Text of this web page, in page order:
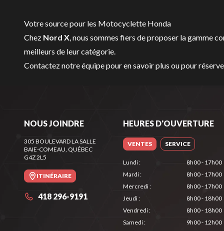
Votre source pour les Motocyclette Honda
Chez Nord X, nous sommes fiers de proposer la gamme
meilleurs de leur catégorie.
Contactez notre équipepour en savoir plus ou pour
NOUS JOINDRE
305 BOULEVARD LA SALLE
BAIE-COMEAU, QUÉBEC
G4Z 2L5
ITINÉRAIRE
418 296-9191
HEURES D'OUVERTURE
VENTES SERVICE
Lundi:
8h00 - 17h00
Mardi:
8h00 - 17h00
Mercredi:
8h00 - 17h00
Jeudi:
8h00 - 18h00
Vendredi:
8h00 - 18h00
Samedi:
9h00 - 12h00